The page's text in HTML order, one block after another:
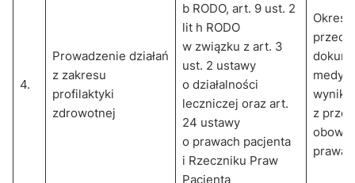
4.
Prowadzenie działań
z zakresu
profilaktyki
zdrowotnej
b RODO, art. 9 ust. 2
lit h RODO
w związku z art. 3
ust. 2 ustawy
o działalności
leczniczej oraz art.
24 ustawy
o prawach pacjenta
i Rzeczniku Praw
Pacjenta
Okres
z
prawa